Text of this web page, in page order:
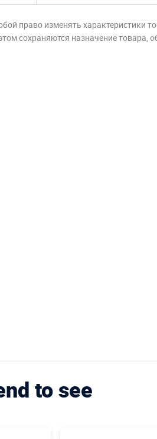
право изменять характеристики
сохраняются назначение товара,
to see